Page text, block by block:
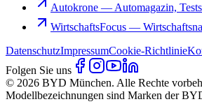
Autokrone — Automagazin,
WirtschaftsFocus —
DatenschutzImpressumCookie-Richtlinie
Folgen Sie uns
© 2026 BYD München. Alle Rechte
Modellbezeichnungen sind Marken der